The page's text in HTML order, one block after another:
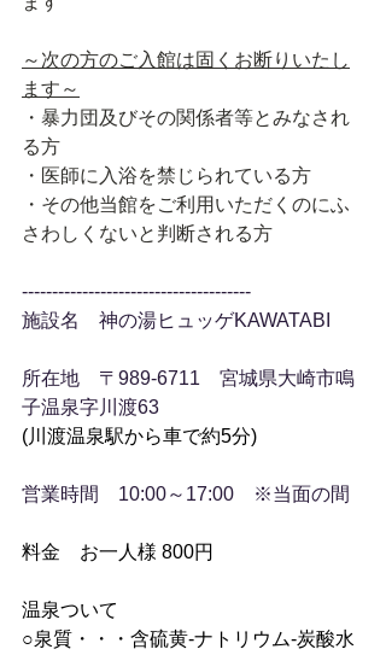
～次の方のご入館は固くお断りいたし
ます～
・暴力団及びその関係者等とみなされ
る方
・医師に入浴を禁じられている方
・その他当館をご利用いただくのにふ
さわしくないと判断される方
--------------------------------------
施設名　神の湯ヒュッゲKAWATABI
所在地　〒989-6711　宮城県大崎市鳴
子温泉字川渡63
(川渡温泉駅から車で約5分)
営業時間　10:00～17:00　※当面の間
料金　お一人様 800円
温泉ついて
○泉質・・・含硫黄-ナトリウム‐炭酸水